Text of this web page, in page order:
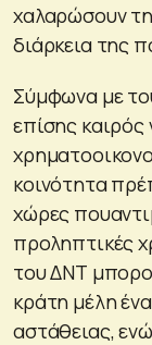
χαλαρώσουν
διάρκεια της
Σύμφωνα με
επίσης καιρός
κοινότητα
χώρες
προληπτικές
του ΔΝΤ
κράτη μέλη
αστάθειας,